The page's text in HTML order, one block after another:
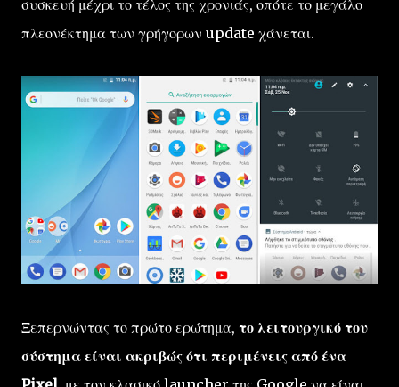
συσκευή μέχρι το τέλος της χρονιάς, οπότε το μεγάλο
πλεονέκτημα των γρήγορων update χάνεται.
Ξεπερνώντας το πρώτο ερώτημα, το λειτουργικό του
σύστημα είναι ακριβώς ότι περιμένεις από ένα